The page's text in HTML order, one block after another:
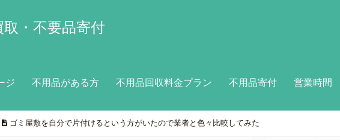
・不要品寄付
ジ 不用品がある方 不用品回収料金プラン 不用品寄付 営業時間
ゴミ屋敷を自分で片付けるという方がいたので業者と色々比較してみた